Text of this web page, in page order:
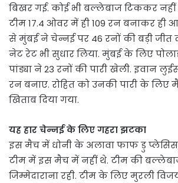
बिखर गई. कोई भी बल्लेबाज टिककर
टीम 17.4 ओवर में ही 109 रन बनाकर ही
से मुंबई ने चेन्नई पर 46 रनों की बड़ी जीत
नेट रेट भी सुधार लिया. मुंबई के लिए
पांड्या ने 23 रनों की पारी खेली. इवान
रन बनाए. रोहित को उनकी पारी के
खिताब दिया गया.
यह हार चेन्नई के लिए गहरा झटका
इस मैच में धोनी के अलावा फाफ डु प्लेसिस,
टीम में इस मैच में नहीं थे. टीम की
जिम्मेदाराना रही. टीम के लिए मुरली विजय